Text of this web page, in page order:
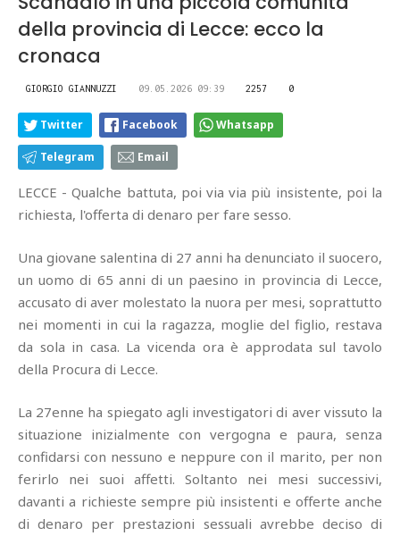
della provincia di Lecce: ecco la
cronaca
GIORGIO GIANNUZZI 09.05.2026 09:39 2257 0
Twitter Facebook Whatsapp
Telegram Email
LECCE - Qualche battuta, poi via via più insistente, poi la
richiesta, l'offerta di denaro per fare sesso.
Una giovane salentina di 27 anni ha denunciato il suocero,
un uomo di 65 anni di un paesino in provincia di Lecce,
accusato di aver molestato la nuora per mesi, soprattutto
nei momenti in cui la ragazza, moglie del figlio, restava
da sola in casa. La vicenda ora è approdata sul tavolo
della Procura di Lecce.
La 27enne ha spiegato agli investigatori di aver vissuto la
situazione inizialmente con vergogna e paura, senza
confidarsi con nessuno e neppure con il marito, per non
ferirlo nei suoi affetti. Soltanto nei mesi successivi,
davanti a richieste sempre più insistenti e offerte anche
di denaro per prestazioni sessuali avrebbe deciso di